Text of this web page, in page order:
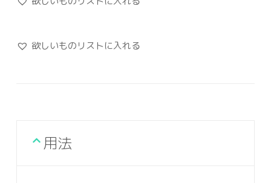
欲しいものリストに入れる
用法